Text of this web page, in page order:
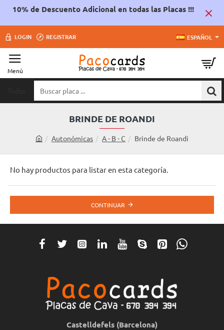
10% de Descuento Adicional en todas las Placas !!!
LOGIN REGISTRAR ESPAÑOL
placa
BRINDE DE ROANDI
o
m
Autonómicas A - B - C Brinde de Roandi
No hay productos para listar en esta categoría.
CONTINUAR
Castelldefels (Barcelona)